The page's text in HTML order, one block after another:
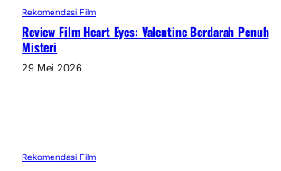
Rekomendasi Film
Review Film Heart Eyes: Valentine Berdarah Penuh
Misteri
29 Mei 2026
Rekomendasi Film